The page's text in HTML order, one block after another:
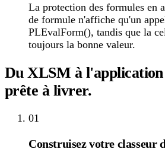
La protection des formules en
de formule n'affiche qu'un
PLEvalForm(), tandis que la
toujours la bonne valeur.
Du XLSM à
prête à livrer.
01
Construisez votre classeur